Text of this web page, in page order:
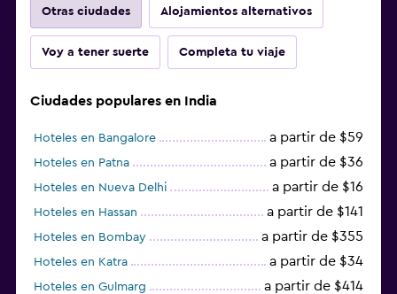
Otras ciudades Alojamientos alternativos
Voy a tener suerte Completa tu viaje
Ciudades populares en India
Hoteles en Bangalore a partir de $59
Hoteles en Patna a partir de $36
Hoteles en Nueva Delhi a partir de $16
Hoteles en Hassan a partir de $141
Hoteles en Bombay a partir de $355
Hoteles en Katra a partir de $34
Hoteles en Gulmarg a partir de $414